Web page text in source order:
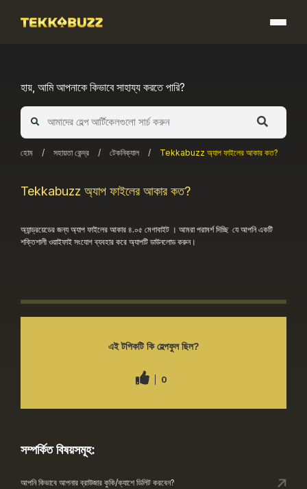
হায়, আমি আপনাকে কিভাবে সাহায্য করতে পারি?
হোম / সহায়তা কেন্দ্র / টেকনিক্যাল / Tekkabuzz অ্যাপ ফাইলের আকার কত?
Tekkabuzz অ্যাপ ফাইলের আকার কত?
অ্যান্ড্রয়েডের জন্য অ্যাপ ফাইলের আকার ৪.০৫ মেগাবাইট । আমরা পরামর্শ দিচ্ছি যে আপনি একটি
শক্তিশালী ওয়াইফাই সংযোগ ব্যবহার করে অ্যাপটি ডাউনলোড করুন।
এই টপিকটি কি হেল্পফুল ছিল?
0
সম্পর্কিত বিষয়সমূহ:
আপনি কিভাবে আপনার ব্রাউজার কুকি/ক্যাশে ডিলিট করবেন?